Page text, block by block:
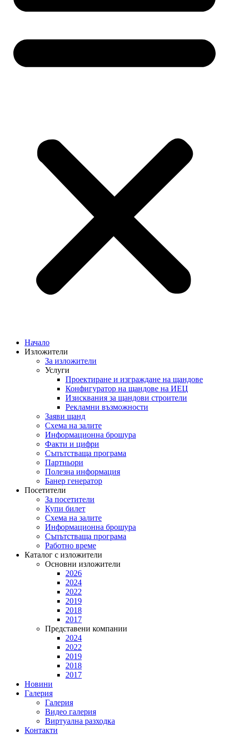
Начало
Изложители
За изложители
Услуги
Проектиране и изграждане на щандове
Конфигуратор на щандове на ИЕЦ
Изисквания за щандови строители
Рекламни възможности
Заяви щанд
Схема на залите
Информационна брошура
Факти и цифри
Съпътстваща програма
Партньори
Полезна информация
Банер генератор
Посетители
За посетители
Купи билет
Схема на залите
Информационна брошура
Съпътстваща програма
Работно време
Каталог с изложители
Основни изложители
2026
2024
2022
2019
2018
2017
Представени компании
2024
2022
2019
2018
2017
Новини
Галерия
Галерия
Видео галерия
Виртуална разходка
Контакти